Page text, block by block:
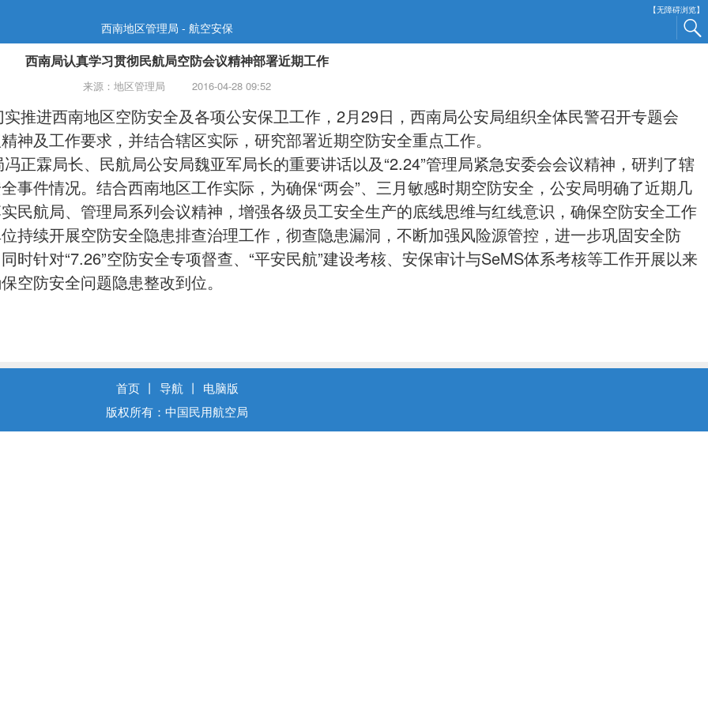
【无障碍浏览】
西南地区管理局 - 航空安保
西南局认真学习贯彻民航局空防会议精神部署近期工作
来源：地区管理局 2016-04-28 09:52
推进西南地区空防安全及各项公安保卫工作，2月29日，西南局公安局组织全体民警召开专题会
神及工作要求，并结合辖区实际，研究部署近期空防安全重点工作。
正霖局长、民航局公安局魏亚军局长的重要讲话以及“2.24”管理局紧急安委会会议精神，研判了辖
事件情况。结合西南地区工作实际，为确保“两会”、三月敏感时期空防安全，公安局明确了近期几
民航局、管理局系列会议精神， 增强各级员工安全生产的底线思维与红线意识，确保空防安全工作
持续开展空防安全隐患排查治理工作，彻查隐患漏洞，不断加强风险源管控，进一步巩固安全防
时针对“7.26”空防安全专项督查、“平安民航”建设考核、安保审计与SeMS体系考核等工作开展以来
空防安全问题隐患整改到位。
首页 丨 导航 丨
电脑版
版权所有：中国民用航空局